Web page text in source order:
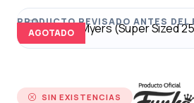
AGOTADO
SIN EXISTENCIAS